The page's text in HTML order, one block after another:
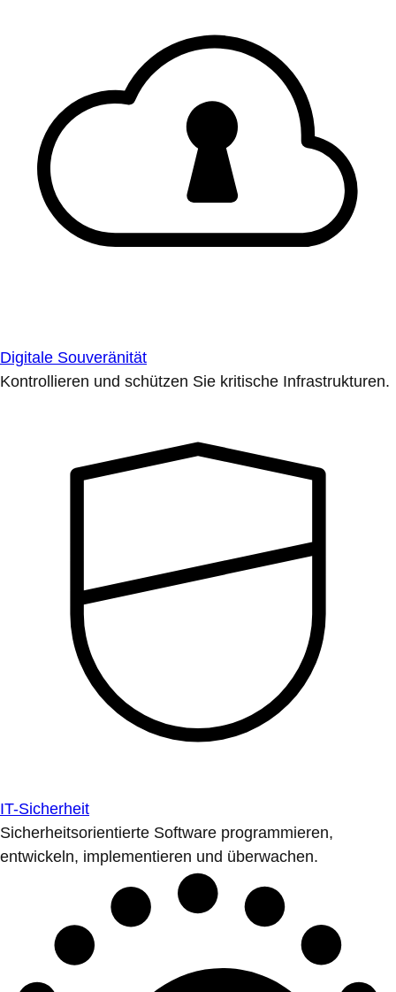
Digitale Souveränität
Kontrollieren und schützen Sie kritische Infrastrukturen.
IT-Sicherheit
Sicherheitsorientierte Software programmieren,
entwickeln, implementieren und überwachen.